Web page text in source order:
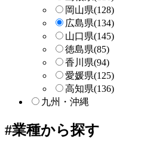
岡山県(128)
広島県(134)
山口県(145)
徳島県(85)
香川県(94)
愛媛県(125)
高知県(136)
九州・沖縄
業種から探す